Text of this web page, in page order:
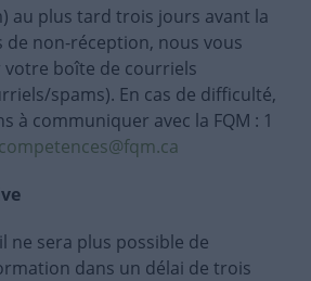
au plus tard trois jours avant la
de non-réception, nous vous
boîte de courriels
spams). En cas de difficulté,
à communiquer avec la FQM : 1
competences@fqm.ca
ne sera plus possible de
dans un délai de trois